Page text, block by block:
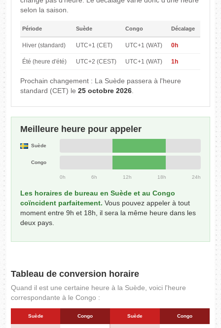
selon la saison.
Période Suède Congo Décalage
Hiver (standard) UTC+1 (CET) UTC+1 (WAT) 0h
Été (heure d'été) UTC+2 (CEST) UTC+1 (WAT) 1h
Prochain changement : La Suède passera à l'heure
standard (CET) le25 octobre 2026.
Meilleure heure pour appeler
Suède
Congo
0h 6h 12h 18h 24h
Les horaires de bureau en Suède et au Congo
coïncident parfaitement. Vous pouvez appeler à tout
moment entre 9h et 18h, il sera la même heure dans les
deux pays.
Tableau de conversion horaire
Quand il est une certaine heure à la Suède, voici l'heure
correspondante à le Congo :
Suède Congo Suède Congo